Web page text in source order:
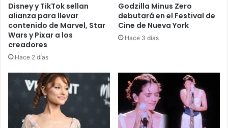
Disney y TikTok sellan
alianza para llevar
contenido de Marvel, Star
Wars y Pixar a los
creadores
Hace 2 días
Godzilla Minus Zero
debutará en el Festival de
Cine de Nueva York
Hace 3 días